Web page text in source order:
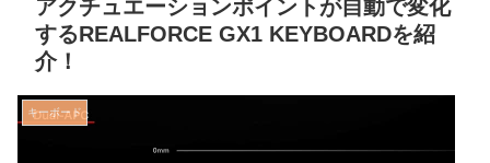
アクチュエーションポイントが自動で変化
するREALFORCE GX1 KEYBOARDを紹
介！
キーボード